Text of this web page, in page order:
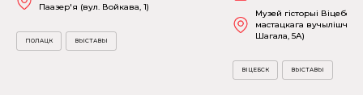
Паазер'я (вул. Войкава, 1)
ПОЛАЦК ВЫСТАВЫ
Музей гісторыі
мастацкага вучылішча
Шагала, 5А)
ВІЦЕБСК ВЫСТАВЫ